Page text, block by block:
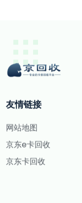
友情链接
网站地图
京东e卡回收
京东卡回收